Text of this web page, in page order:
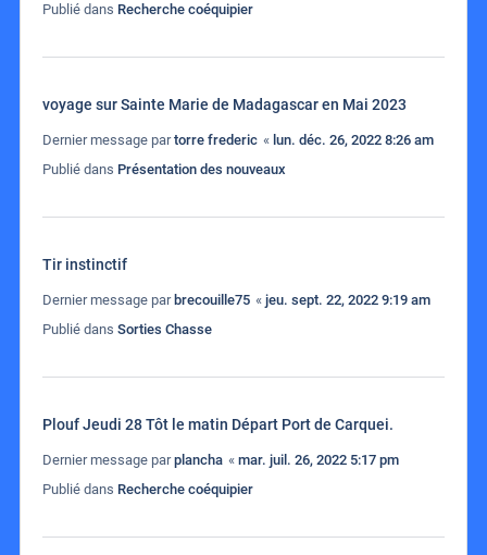
Publié dans Recherche coéquipier
voyage sur Sainte Marie de Madagascar en Mai 2023
Dernier message partorre frederic « lun. déc. 26, 2022 8:26 am
Publié dans Présentation des nouveaux
Tir instinctif
Dernier message par brecouille75 « jeu. sept. 22, 2022 9:19 am
Publié dans Sorties Chasse
Plouf Jeudi 28 Tôt le matin Départ Port de Carquei.
Dernier message parplancha « mar. juil. 26, 2022 5:17 pm
Publié dans Recherche coéquipier